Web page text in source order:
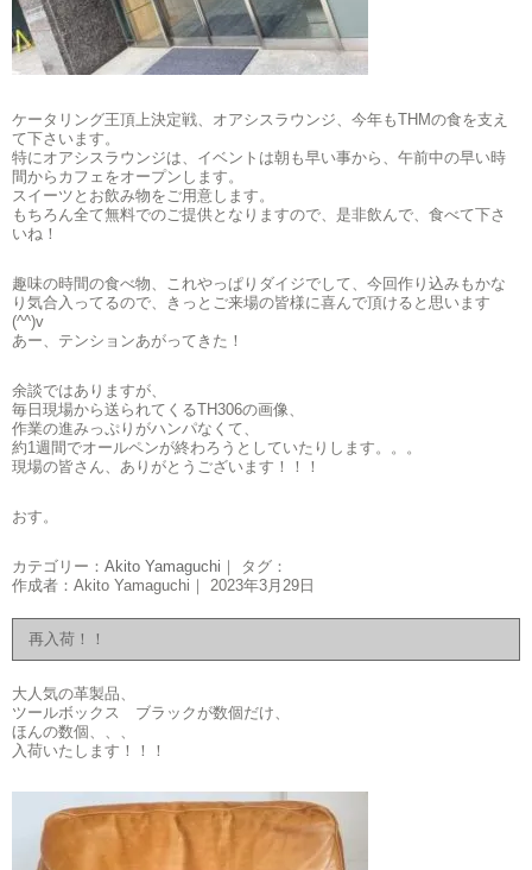
ケータリング王頂上決定戦、オアシスラウンジ、今年もTHMの食を支え
て下さいます。
特にオアシスラウンジは、イベントは朝も早い事から、午前中の早い時
間からカフェをオープンします。
スイーツとお飲み物をご用意します。
もちろん全て無料でのご提供となりますので、是非飲んで、食べて下さ
いね！
趣味の時間の食べ物、これやっぱりダイジでして、今回作り込みもかな
り気合入ってるので、きっとご来場の皆様に喜んで頂けると思います
(^^)v
あー、テンションあがってきた！
余談ではありますが、
毎日現場から送られてくるTH306の画像、
作業の進みっぷりがハンパなくて、
約1週間でオールペンが終わろうとしていたりします。。。
現場の皆さん、ありがとうございます！！！
おす。
カテゴリー： Akito Yamaguchi ｜ タグ：
作成者：Akito Yamaguchi｜ 2023年3月29日
再入荷！！
大人気の革製品、
ツールボックス ブラックが数個だけ、
ほんの数個、、、
入荷いたします！！！